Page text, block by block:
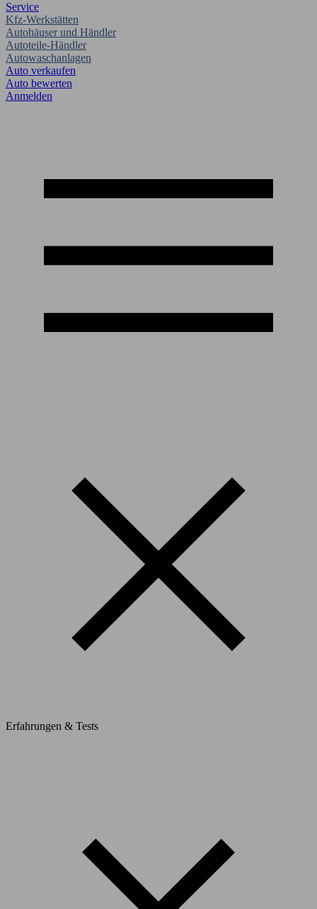
Service
Kfz-Werkstätten
Autohäuser und Händler
Autoteile-Händler
Autowaschanlagen
Auto verkaufen
Auto bewerten
Anmelden
Erfahrungen & Tests